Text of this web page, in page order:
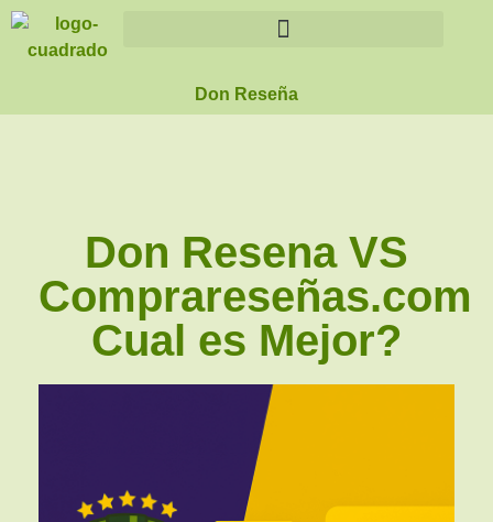
Don Reseña
Don Resena VS
Comprareseñas.com
Cual es Mejor?